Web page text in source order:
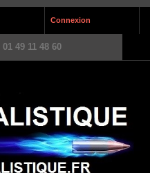
Connexion
01 49 11 48 60